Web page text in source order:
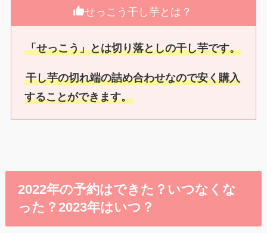
せっこう干し芋とは？
「せっこう」とは切り落としの干し芋です。
干し芋の切れ端の詰め合わせなので安く購入
することができます。
2022年の予約はできた？いつなくな
った？2023年はいつ？